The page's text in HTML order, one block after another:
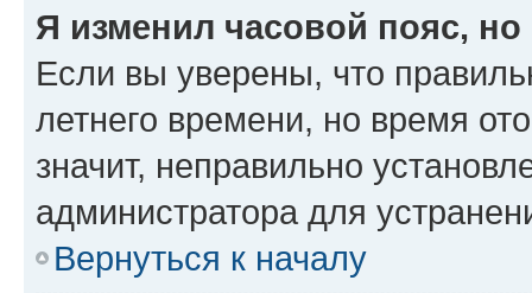
Я изменил часовой пояс,
Если вы уверены, что
летнего времени, но время
значит, неправильно
администратора для
Вернуться к началу